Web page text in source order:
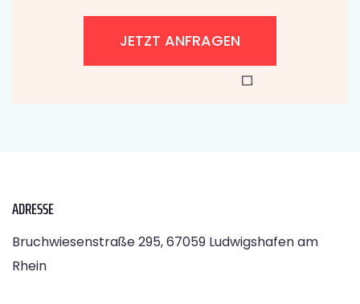
JETZT ANFRAGEN
ADRESSE
Bruchwiesenstraße 295, 67059 Ludwigshafen am
Rhein